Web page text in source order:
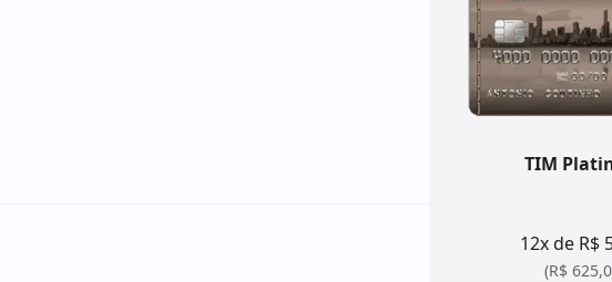
TIM
12x de R$
(R$